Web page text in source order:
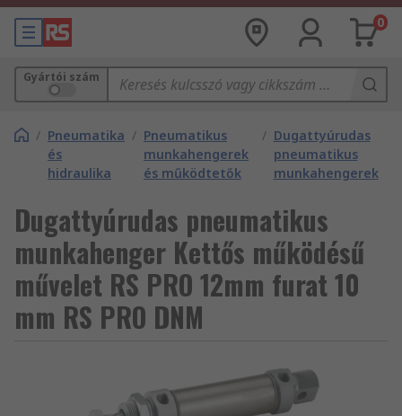
0
Gyártói szám
/ Pneumatika
és
hidraulika
/ Pneumatikus
munkahengerek
és működtetők
/ Dugattyúrudas
pneumatikus
munkahengerek
Dugattyúrudas pneumatikus
munkahenger Kettős működésű
művelet RS PRO 12mm furat 10
mm RS PRO DNM